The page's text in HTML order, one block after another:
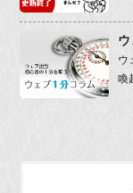
ウ
喚